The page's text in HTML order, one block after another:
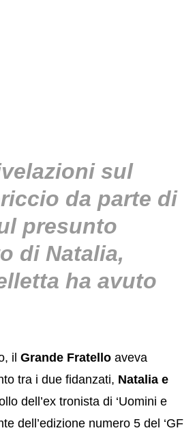
sul
da parte di
presunto
di Natalia,
ha avuto
il Grande Fratello aveva
tra i due fidanzati, Natalia e
dell’ex tronista di ‘Uomini e
dell’edizione numero 5 del ‘GF